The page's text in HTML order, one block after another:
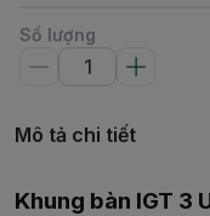
Số lượng
Mô tả chi tiết
Khung bàn IGT 3